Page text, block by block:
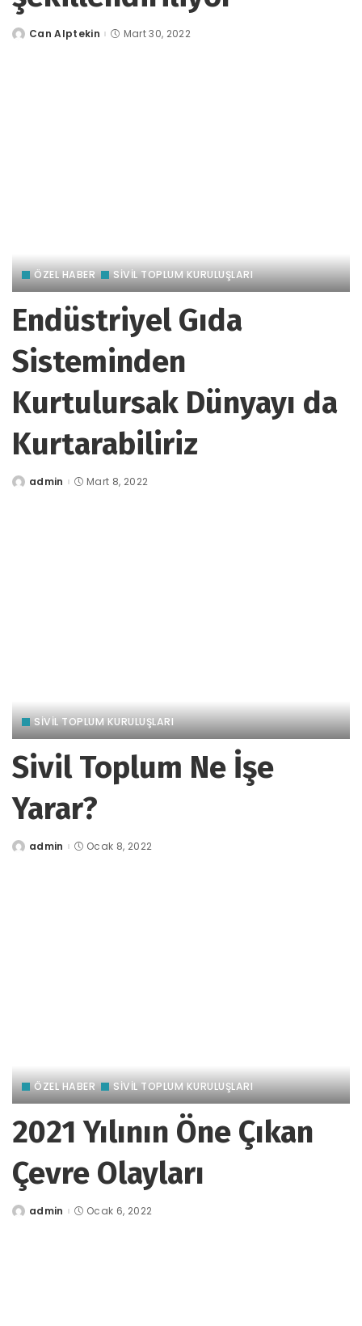
tarafından
Can Alptekin Mart 30, 2022
ÖZEL HABER SİVİL TOPLUM KURULUŞLARI
Endüstriyel Gıda
Sisteminden
Kurtulursak Dünyayı da
Kurtarabiliriz
tarafından
admin Mart 8, 2022
SİVİL TOPLUM KURULUŞLARI
Sivil Toplum Ne İşe
Yarar?
tarafından
admin Ocak 8, 2022
ÖZEL HABER SİVİL TOPLUM KURULUŞLARI
2021 Yılının Öne Çıkan
Çevre Olayları
tarafından
admin Ocak 6, 2022